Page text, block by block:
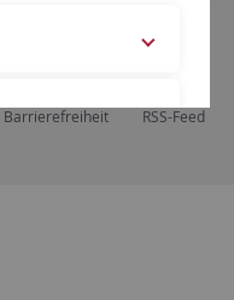
Barrierefreiheit RSS-Feed